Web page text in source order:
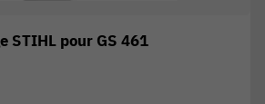
STIHL pour GS 461